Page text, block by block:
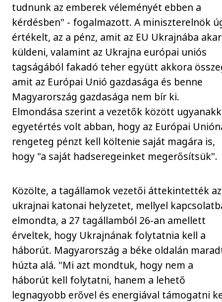
tudnunk az emberek véleményét ebben a
kérdésben" - fogalmazott. A miniszterelnök
értékelt, az a pénz, amit az EU Ukrajnába akar
küldeni, valamint az Ukrajna európai uniós
tagságából fakadó teher együtt akkora
amit az Európai Unió gazdasága és benne
Magyarország gazdasága nem bír ki.
Elmondása szerint a vezetők között
egyetértés volt abban, hogy az Európai
rengeteg pénzt kell költenie saját magára is,
hogy "a saját hadseregeinket megerősítsük".
Közölte, a tagállamok vezetői áttekintették az
ukrajnai katonai helyzetet, mellyel
elmondta, a 27 tagállamból 26-an amellett
érveltek, hogy Ukrajnának folytatnia kell a
háborút. Magyarország a béke oldalán
húzta alá. "Mi azt mondtuk, hogy nem a
háborút kell folytatni, hanem a lehető
legnagyobb erővel és energiával támogatni